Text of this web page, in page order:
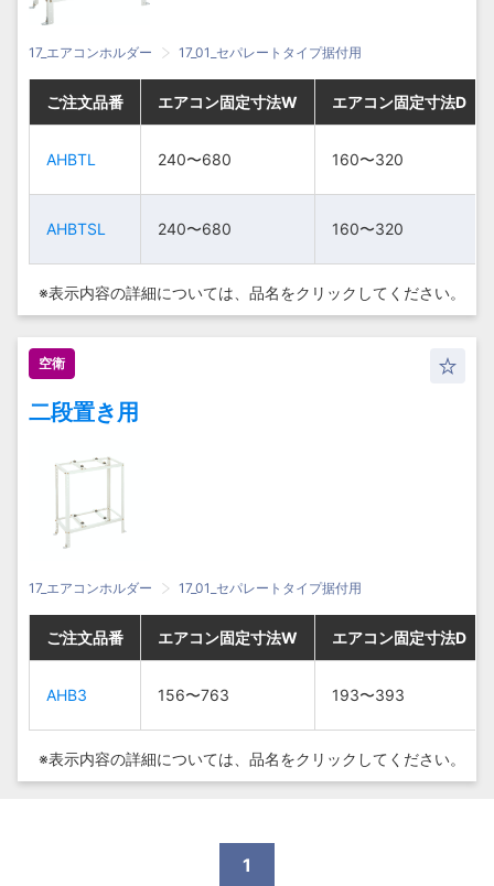
17_エアコンホルダー 17_01_セパレートタイプ据付用
ご注文品番 エアコン固定寸法W エアコン固定寸法D
AHBTL 240〜680 160〜320
AHBTSL 240〜680 160〜320
ご注文品番 エアコン固定寸法W エアコン固定寸法D
AHBTL 240〜680 160〜320
AHBTSL 240〜680 160〜320
ご注文品番 エアコン固定寸法W エアコン固定寸法D
AHBTL 240〜680 160〜320
AHBTSL 240〜680 160〜320
ご注文品番 エアコン固定寸法W エアコン固定寸法D
AHBTL 240〜680 160〜320
AHBTSL 240〜680 160〜320
※表示内容の詳細については、 品名をクリックしてください。
空衛
二段置き用
17_エアコンホルダー 17_01_セパレートタイプ据付用
ご注文品番 エアコン固定寸法W エアコン固定寸法D
AHB3 156〜763 193〜393
ご注文品番 エアコン固定寸法W エアコン固定寸法D
AHB3 156〜763 193〜393
ご注文品番 エアコン固定寸法W エアコン固定寸法D
AHB3 156〜763 193〜393
ご注文品番 エアコン固定寸法W エアコン固定寸法D
AHB3 156〜763 193〜393
※表示内容の詳細については、 品名をクリックしてください。
1